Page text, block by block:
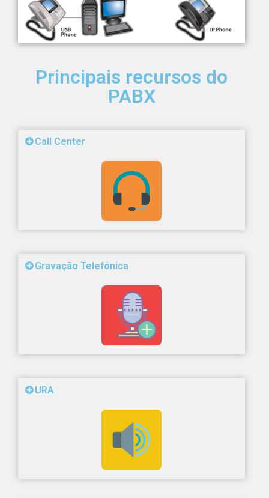
Principais recursos do
PABX
Call Center
Gravação Telefônica
URA